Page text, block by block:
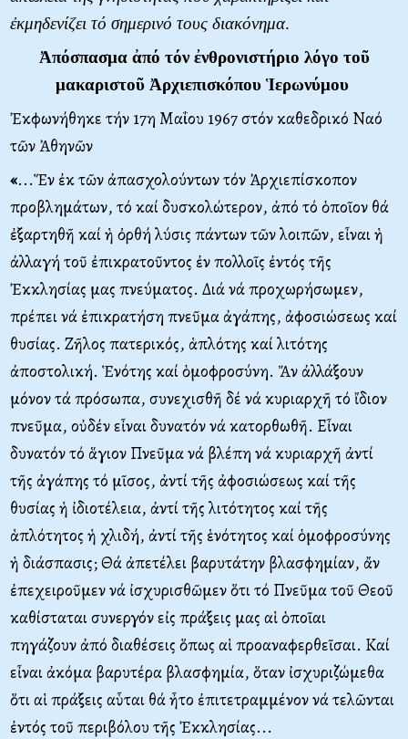
ἐκμηδενίζει τό σημερινό τους διακόνημα.
Ἀπόσπασμα ἀπό τόν ἐνθρονιστήριο λόγο τοῦ
μακαριστοῦ Ἀρχιεπισκόπου Ἱερωνύμου
Ἐκφωνήθηκε τήν 17η Μαΐου 1967 στόν καθεδρικό Ναό
τῶν Ἀθηνῶν
«...Ἕν ἐκ τῶν ἀπασχολούντων τόν Ἀρχιεπίσκοπον
προβλημάτων, τό καί δυσκολώτερον, ἀπό τό ὁποῖον θά
ἐξαρτηθῆ καί ἡ ὀρθή λύσις πάντων τῶν λοιπῶν, εἶναι ἡ
ἀλλαγή τοῦ ἐπικρατοῦντος ἐν πολλοῖς ἐντός τῆς
Ἐκκλησίας μας πνεύματος. Διά νά προχωρήσωμεν,
πρέπει νά ἐπικρατήση πνεῦμα ἀγάπης, ἀφοσιώσεως καί
θυσίας. Ζῆλος πατερικός, ἁπλότης καί λιτότης
ἀποστολική. Ἑνότης καί ὁμοφροσύνη. Ἄν ἀλλάξουν
μόνον τά πρόσωπα, συνεχισθῆ δέ νά κυριαρχῆ τό ἴδιον
πνεῦμα, οὐδέν εἶναι δυνατόν νά κατορθωθῆ. Εἶναι
δυνατόν τό ἅγιον Πνεῦμα νά βλέπη νά κυριαρχῆ ἀντί
τῆς ἀγάπης τό μῖσος, ἀντί τῆς ἀφοσιώσεως καί τῆς
θυσίας ἡ ἰδιοτέλεια, ἀντί τῆς λιτότητος καί τῆς
ἁπλότητος ἡ χλιδή, ἀντί τῆς ἑνότητος καί ὁμοφροσύνης
ἡ διάσπασις; Θά ἀπετέλει βαρυτάτην βλασφημίαν, ἄν
ἐπεχειροῦμεν νά ἰσχυρισθῶμεν ὅτι τό Πνεῦμα τοῦ Θεοῦ
καθίσταται συνεργόν εἰς πράξεις μας αἱ ὁποῖαι
πηγάζουν ἀπό διαθέσεις ὅπως αἱ προαναφερθεῖσαι. Καί
εἶναι ἀκόμα βαρυτέρα βλασφημία, ὅταν ἰσχυριζώμεθα
ὅτι αἱ πράξεις αὗται θά ἦτο ἐπιτετραμμένον νά τελῶνται
ἐντός τοῦ περιβόλου τῆς Ἐκκλησίας...